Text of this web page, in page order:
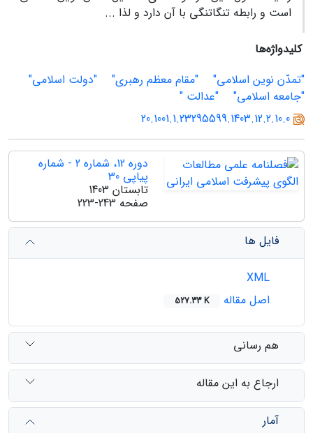
است و رابطه تنگاتنگی با آن دارد و لذا ...
کلیدواژه‌ها
"تمدّن نوین اسلامی"
"مقام معظم رهبری"
"دولت اسلامی"
"جامعه اسلامی"
"عدالت "
20.1001.1.23295599.1403.12.2.10.0
دوره 12، شماره 2 - شماره
پیاپی 30
تابستان 1403
صفحه 223-243
فایل ها
اصل مقاله
527.33 K
هم رسانی
ارجاع به این مقاله
آمار